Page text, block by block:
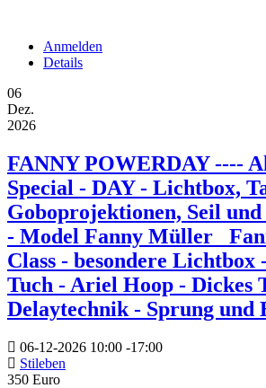
Anmelden
Details
06
Dez.
2026
FANNY POWERDAY ----
Special - DAY - Lichtbox,
Goboprojektionen, Seil
- Model Fanny Müller
Class - besondere Lichtbox
Tuch - Ariel Hoop - Dickes
Delaytechnik - Sprung und
06-12-2026 10:00 -17:00
Stileben
350 Euro